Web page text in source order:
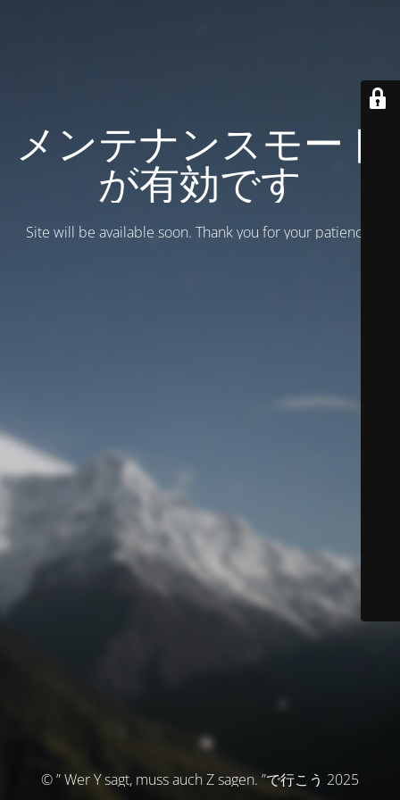
メンテナンスモード
が有効です
Site will be available soon. Thank you for your patience!
© ” Wer Y sagt, muss auch Z sagen. ”で行こう 2025